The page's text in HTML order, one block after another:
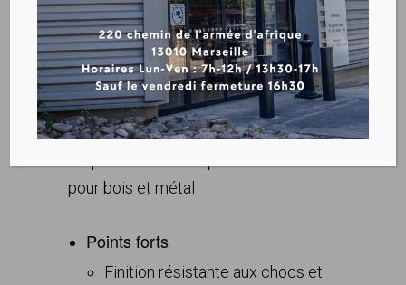
CASSIOPÉE RS
Télécharger la fiche produit
pour bois et métal
Points forts
Finition résistante aux chocs et